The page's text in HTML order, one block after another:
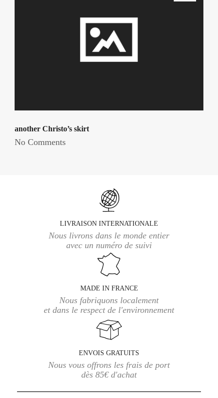
another Christo’s skirt
No Comments
LIVRAISON INTERNATIONALE
Nous livrons dans le monde entier
avec un numéro de suivi
MADE IN FRANCE
Nous fabriquons localement
et dans le respect de l'environnement
ENVOIS GRATUITS
Nous vous offrons les frais de port
dès 85€ d'achat